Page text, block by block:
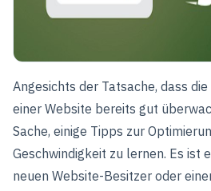
Angesichts der Tatsache, dass
einer Website bereits gut
Sache, einige Tipps zur
Geschwindigkeit zu lernen. Es ist
neuen Website-Besitzer oder